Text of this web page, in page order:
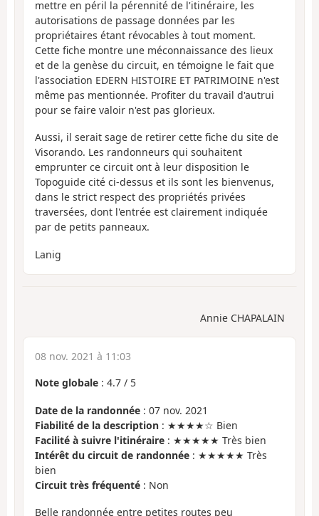
mettre en péril la pérennité de l'itinéraire, les
autorisations de passage données par les
propriétaires étant révocables à tout moment.
Cette fiche montre une méconnaissance des lieux
et de la genèse du circuit, en témoigne le fait que
l'association EDERN HISTOIRE ET PATRIMOINE n'est
même pas mentionnée. Profiter du travail d'autrui
pour se faire valoir n'est pas glorieux.
Aussi, il serait sage de retirer cette fiche du site de
Visorando. Les randonneurs qui souhaitent
emprunter ce circuit ont à leur disposition le
Topoguide cité ci-dessus et ils sont les bienvenus,
dans le strict respect des propriétés privées
traversées, dont l'entrée est clairement indiquée
par de petits panneaux.
Lanig
Annie CHAPALAIN
08 nov. 2021 à 11:03
Note globale : 4.7 / 5
Date de la randonnée : 07 nov. 2021
Fiabilité de la description : ★★★★☆ Bien
Facilité à suivre l'itinéraire : ★★★★★ Très bien
Intérêt du circuit de randonnée : ★★★★★ Très
bien
Circuit très fréquenté : Non
Belle randonnée entre petites routes peu